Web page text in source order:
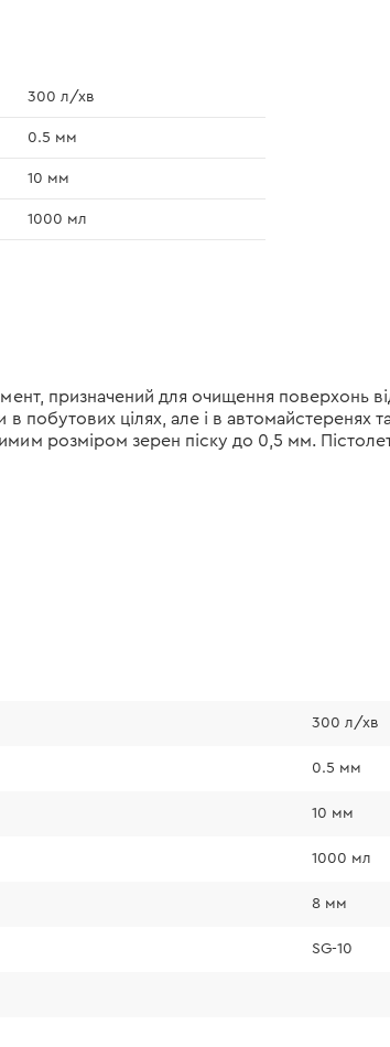
300 л/хв
0.5 мм
10 мм
1000 мл
призначений для очищення поверхонь
в побутових цілях, але і в
розміром зерен піску до 0,5 мм.
300 л/хв
0.5 мм
10 мм
1000 мл
8 мм
SG-10